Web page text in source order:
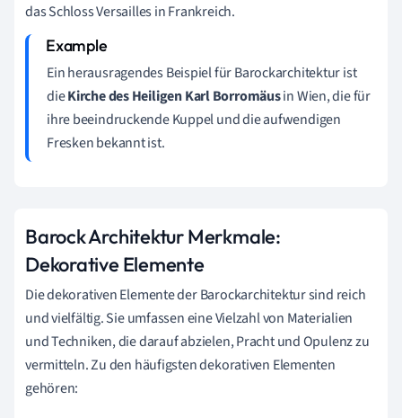
das Schloss Versailles in Frankreich.
Ein herausragendes Beispiel für Barockarchitektur ist
dieKirche des Heiligen Karl Borromäusin Wien, die für
ihre beeindruckende Kuppel und die aufwendigen
Fresken bekannt ist.
Barock Architektur Merkmale:
Dekorative Elemente
Die dekorativen Elemente der Barockarchitektur sind reich
und vielfältig. Sie umfassen eine Vielzahl von Materialien
und Techniken, die darauf abzielen, Pracht und Opulenz zu
vermitteln. Zu den häufigsten dekorativen Elementen
gehören: